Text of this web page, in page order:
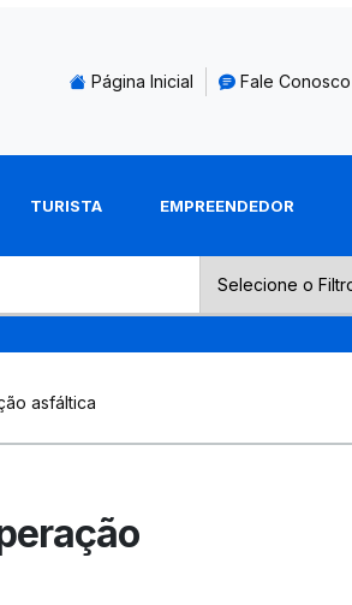
Página Inicial Fale Conosco
TURISTA EMPREENDEDOR
asfáltica